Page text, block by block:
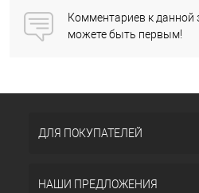
Комментариев к данной
можете быть первым!
ДЛЯ ПОКУПАТЕЛЕЙ
НАШИ ПРЕДЛОЖЕНИЯ